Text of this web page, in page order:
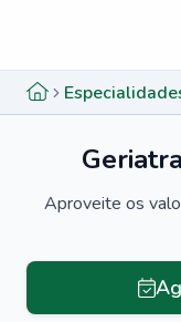
Aproveite os